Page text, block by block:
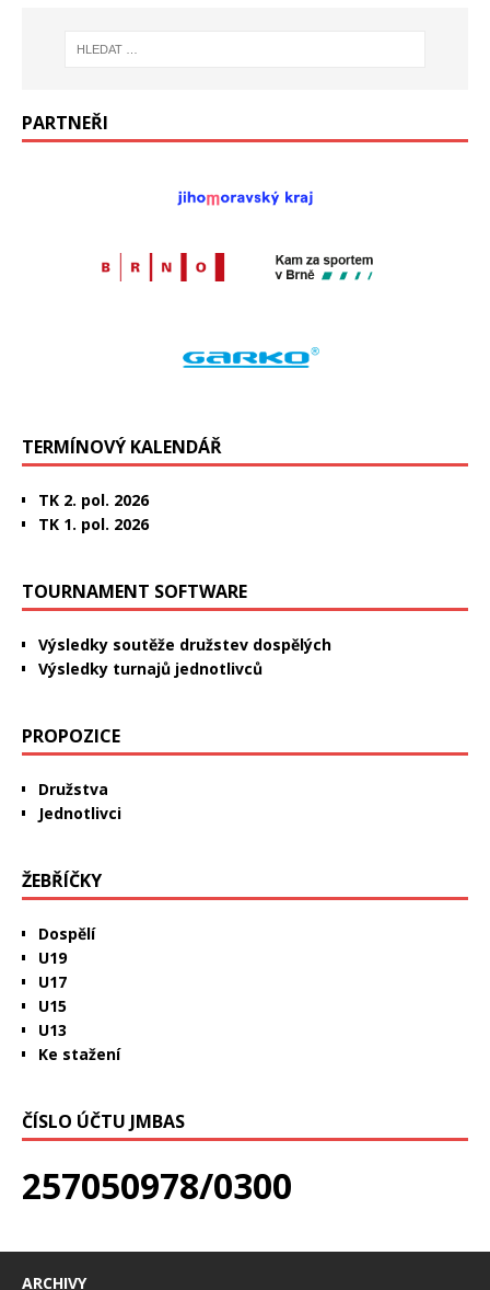
PARTNEŘI
TERMÍNOVÝ KALENDÁŘ
TK 2. pol. 2026
TK 1. pol. 2026
TOURNAMENT SOFTWARE
Výsledky soutěže družstev dospělých
Výsledky turnajů jednotlivců
PROPOZICE
Družstva
Jednotlivci
ŽEBŘÍČKY
Dospělí
U19
U17
U15
U13
Ke stažení
ČÍSLO ÚČTU JMBAS
257050978/0300
ARCHIVY